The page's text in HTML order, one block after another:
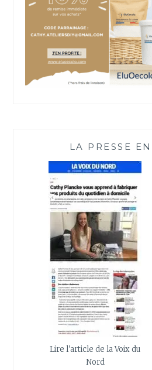
LA PRESSE
Lire l'article de la Voix du
Nord